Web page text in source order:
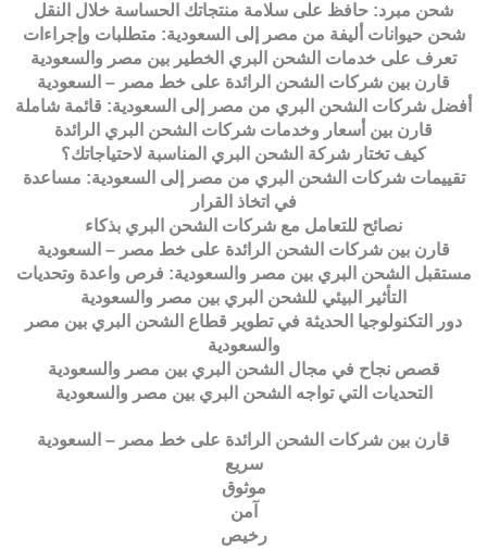
شحن مبرد: حافظ على سلامة منتجاتك الحساسة خلال النقل
شحن حيوانات أليفة من مصر إلى السعودية: متطلبات وإجراءات
تعرف على خدمات الشحن البري الخطير بين مصر والسعودية
قارن بين شركات الشحن الرائدة على خط مصر – السعودية
أفضل شركات الشحن البري من مصر إلى السعودية: قائمة شاملة
قارن بين أسعار وخدمات شركات الشحن البري الرائدة
كيف تختار شركة الشحن البري المناسبة لاحتياجاتك؟
تقييمات شركات الشحن البري من مصر إلى السعودية: مساعدة
في اتخاذ القرار
نصائح للتعامل مع شركات الشحن البري بذكاء
قارن بين شركات الشحن الرائدة على خط مصر – السعودية
مستقبل الشحن البري بين مصر والسعودية: فرص واعدة وتحديات
التأثير البيئي للشحن البري بين مصر والسعودية
دور التكنولوجيا الحديثة في تطوير قطاع الشحن البري بين مصر
والسعودية
قصص نجاح في مجال الشحن البري بين مصر والسعودية
التحديات التي تواجه الشحن البري بين مصر والسعودية
قارن بين شركات الشحن الرائدة على خط مصر – السعودية
سريع
موثوق
آمن
رخيص